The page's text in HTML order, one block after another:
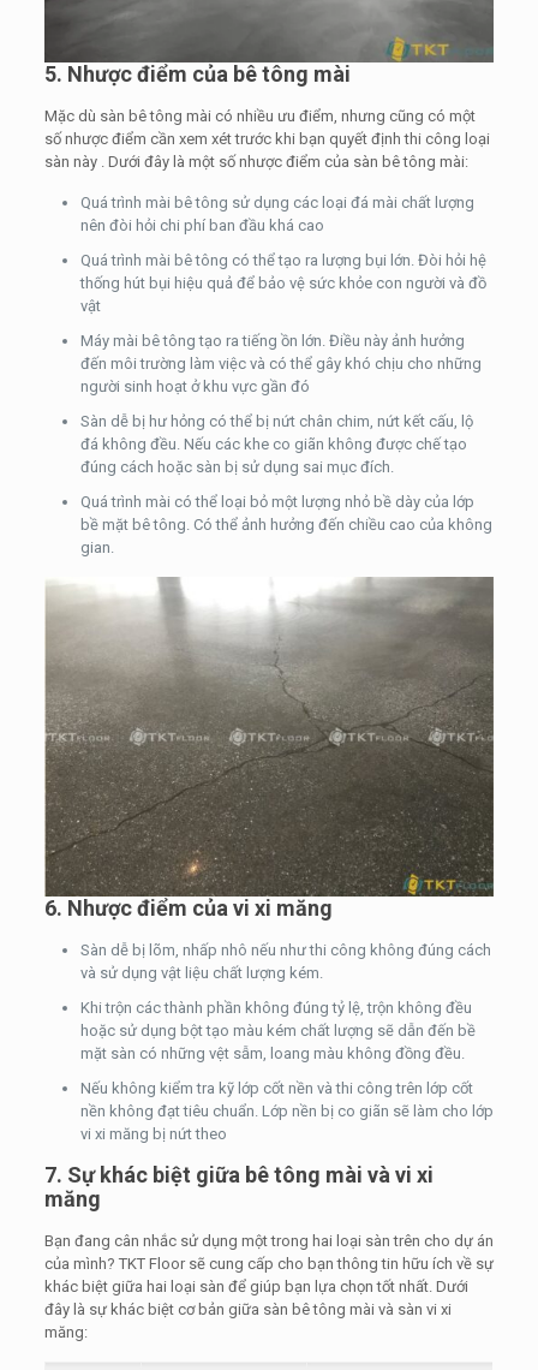
5. Nhược điểm của bê tông mài
Mặc dù sàn bê tông mài có nhiều ưu điểm, nhưng cũng có một
số nhược điểm cần xem xét trước khi bạn quyết định thi công loại
sàn này . Dưới đây là một số nhược điểm của sàn bê tông mài:
Quá trình mài bê tông sử dụng các loại đá mài chất lượng
nên đòi hỏi chi phí ban đầu khá cao
Quá trình mài bê tông có thể tạo ra lượng bụi lớn. Đòi hỏi hệ
thống hút bụi hiệu quả để bảo vệ sức khỏe con người và đồ
vật
Máy mài bê tông tạo ra tiếng ồn lớn. Điều này ảnh hưởng
đến môi trường làm việc và có thể gây khó chịu cho những
người sinh hoạt ở khu vực gần đó
Sàn dễ bị hư hỏng có thể bị nứt chân chim, nứt kết cấu, lộ
đá không đều. Nếu các khe co giãn không được chế tạo
đúng cách hoặc sàn bị sử dụng sai mục đích.
Quá trình mài có thể loại bỏ một lượng nhỏ bề dày của lớp
bề mặt bê tông. Có thể ảnh hưởng đến chiều cao của không
gian.
6. Nhược điểm của vi xi măng
Sàn dễ bị lõm, nhấp nhô nếu như thi công không đúng cách
và sử dụng vật liệu chất lượng kém.
Khi trộn các thành phần không đúng tỷ lệ, trộn không đều
hoặc sử dụng bột tạo màu kém chất lượng sẽ dẫn đến bề
mặt sàn có những vệt sẫm, loang màu không đồng đều.
Nếu không kiểm tra kỹ lớp cốt nền và thi công trên lớp cốt
nền không đạt tiêu chuẩn. Lớp nền bị co giãn sẽ làm cho lớp
vi xi măng bị nứt theo
7. Sự khác biệt giữa bê tông mài và vi xi
măng
Bạn đang cân nhắc sử dụng một trong hai loại sàn trên cho dự án
của mình? TKT Floor sẽ cung cấp cho bạn thông tin hữu ích về sự
khác biệt giữa hai loại sàn để giúp bạn lựa chọn tốt nhất. Dưới
đây là sự khác biệt cơ bản giữa sàn bê tông mài và sàn vi xi
măng: